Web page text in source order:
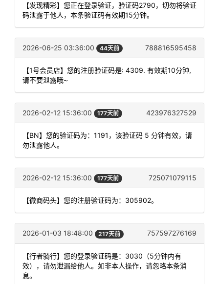
【发现精彩】您正在登录验证，验证码2790，切勿将验证
码泄露于他人，本条验证码有效期15分钟。
2026-06-25 03:36:00 44天前 788816595458
【1号会员店】您的注册验证码是: 4309. 有效期10分钟,
请不要泄露哦~
2026-02-12 15:36:00 177天前 423976327529
【BN】您的验证码为：1191，该验证码 5 分钟有效，请
勿泄露他人。
2026-02-12 15:36:00 177天前 725071079115
【微商码头】您的注册验证码为：305902。
2026-01-03 18:48:00 217天前 757597276169
【行者骑行】您的登录验证码是：3030（5分钟内有
效），请勿泄漏给他人。如非本人操作，请忽略本条消
息。